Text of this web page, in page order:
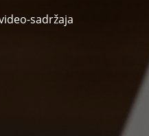
sadržaja